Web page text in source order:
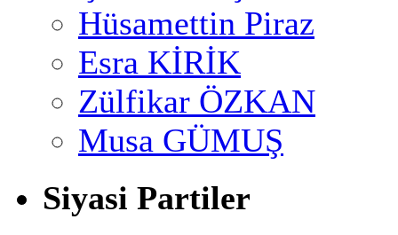
Hüsamettin Piraz
Esra KİRİK
Zülfikar ÖZKAN
Musa GÜMUŞ
Siyasi Partiler